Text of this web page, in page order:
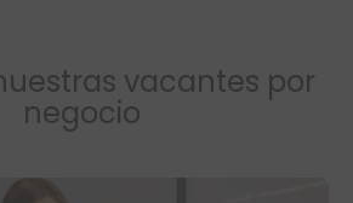
vacantes por
negocio